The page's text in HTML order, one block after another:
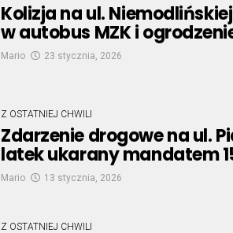
Kolizja na ul.
w autobus MZK i
Mario 23 stycznia, 2026
Z OSTATNIEJ CHWILI
Zdarzenie drogowe na ul.
latek ukarany mandatem
Mario 13 stycznia, 2026
Z OSTATNIEJ CHWILI